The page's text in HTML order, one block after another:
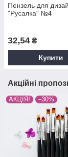
Пензель для
"Русалка" №4
32,54 ₴
Купити
Акційні
АКЦІЯ! –30%